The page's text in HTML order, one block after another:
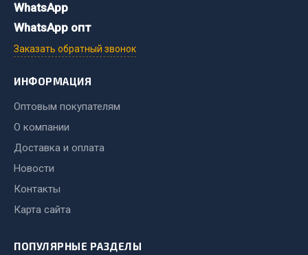
Весь раздел
Система охлаждения
Коробка передач
Рулевое управление
Тормозная система
WhatsApp
WhatsApp опт
Заказать обратный звонок
ИНФОРМАЦИЯ
Оптовым покупателям
О компании
Доставка и оплата
Новости
Контакты
Карта сайта
ПОПУЛЯРНЫЕ РАЗДЕЛЫ